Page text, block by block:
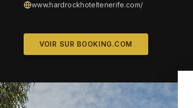
www.hardrockhoteltenerife.com/
VOIR SUR BOOKING.COM